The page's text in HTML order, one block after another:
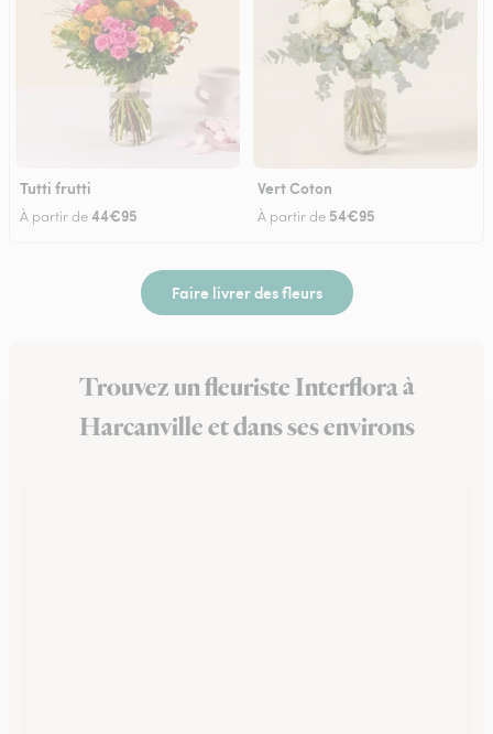
Tutti frutti
À partir de44€95
Vert Coton
À partir de 54€95
Faire livrer des fleurs
Trouvez un fleuriste Interflora à
Harcanville et dans ses environs